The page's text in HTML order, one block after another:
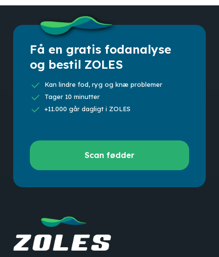
Få en gratis fodanalyse
og bestil ZOLES
Kan lindre fod, ryg og knæ problemer
Tager 10 minutter
+11.000 går dagligt i ZOLES
fødder
Scan fødder